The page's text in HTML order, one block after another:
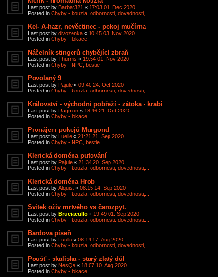
Last post by Barbar321 « 17:03 01. Dec 2020
Posted in Chyby - kouzla, odbornosti, dovednosti,...
Kel- A-hazr, nevěctinec - pokoj mučírna
Last post by divozenka « 10:45 03. Nov 2020
Posted in Chyby - lokace
Náčelník stingerů chybějící zbraň
Last post by Thurms « 19:54 01. Nov 2020
Posted in Chyby - NPC, bestie
Povolaný 9
Last post by Pajule « 09:40 24. Oct 2020
Posted in Chyby - kouzla, odbornosti, dovednosti,...
Království - východní pobřeží - zátoka - krabi
Last post by Ragmon « 18:46 21. Oct 2020
Posted in Chyby - lokace
Pronájem pokojů Murgond
Last post by Luelle « 21:21 21. Sep 2020
Posted in Chyby - NPC, bestie
Klerická doména putování
Last post by Pajule « 21:34 20. Sep 2020
Posted in Chyby - kouzla, odbornosti, dovednosti,...
Klerická doména Hrob
Last post by Alquist « 08:15 14. Sep 2020
Posted in Chyby - kouzla, odbornosti, dovednosti,...
Svitek oživ mrtvého vs čarozpyt.
Last post by Bruciacullo « 19:49 01. Sep 2020
Posted in Chyby - kouzla, odbornosti, dovednosti,...
Bardova píseň
Last post by Luelle « 08:14 17. Aug 2020
Posted in Chyby - kouzla, odbornosti, dovednosti,...
Poušť - skaliska - starý zlatý důl
Last post by NesQe « 18:07 10. Aug 2020
Posted in Chyby - lokace